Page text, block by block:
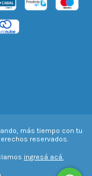
más tiempo con tu
reservados.
ingresá acá.